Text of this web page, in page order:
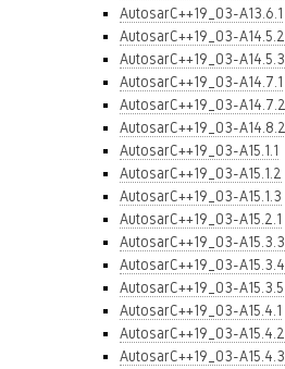
AutosarC++19_03-A13.6.1
AutosarC++19_03-A14.5.2
AutosarC++19_03-A14.5.3
AutosarC++19_03-A14.7.1
AutosarC++19_03-A14.7.2
AutosarC++19_03-A14.8.2
AutosarC++19_03-A15.1.1
AutosarC++19_03-A15.1.2
AutosarC++19_03-A15.1.3
AutosarC++19_03-A15.2.1
AutosarC++19_03-A15.3.3
AutosarC++19_03-A15.3.4
AutosarC++19_03-A15.3.5
AutosarC++19_03-A15.4.1
AutosarC++19_03-A15.4.2
AutosarC++19_03-A15.4.3